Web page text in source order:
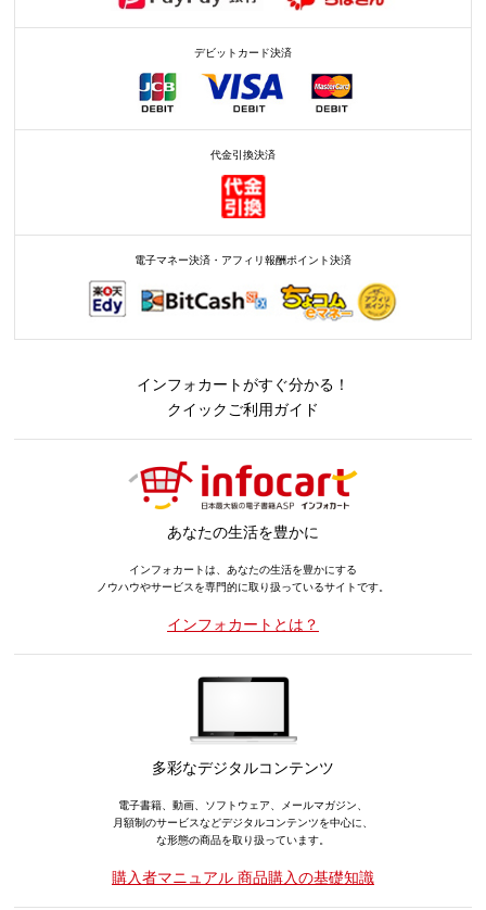
デビットカード決済
代金引換決済
電子マネー決済・アフィリ報酬ポイント決済
インフォカートがすぐ分かる！
クイックご利用ガイド
あなたの生活を豊かに
インフォカートは、あなたの生活を豊かにする
ノウハウやサービスを専門的に取り扱っているサイトです。
インフォカートとは？
多彩なデジタルコンテンツ
電子書籍、動画、ソフトウェア、メールマガジン、
月額制のサービスなどデジタルコンテンツを中心に、
な形態の商品を取り扱っています。
購入者マニュアル 商品購入の基礎知識